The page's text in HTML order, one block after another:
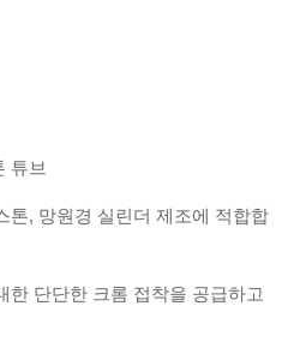
튜브
톤, 망원경 실린더 제조에 적합합
한 단단한 크롬 접착을 공급하고